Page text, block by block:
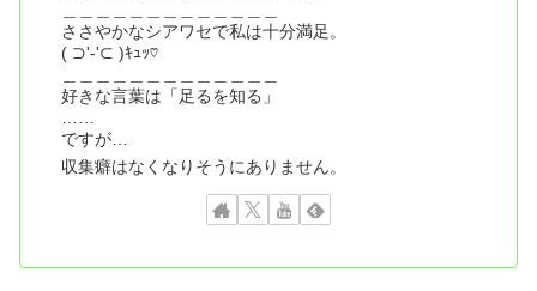
ささやかなシアワセで私は十分満足。
( ⊃'-'⊂ )ｷｭｯ♡
好きな言葉は「足るを知る」
……
ですが…
収集癖はなくなりそうにありません。